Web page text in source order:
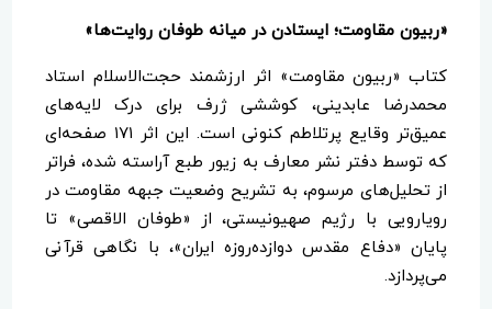
«ربیون مقاومت؛ ایستادن در میانه طوفان روایت‌ها»
کتاب «ربیون مقاومت» اثر ارزشمند حجت‌الاسلام استاد
محمدرضا عابدینی، کوششی ژرف برای درک لایه‌های
عمیق‌تر وقایع پرتلاطم کنونی است. این اثر ۱۷۱ صفحه‌ای
که توسط دفتر نشر معارف به زیور طبع آراسته شده، فراتر
از تحلیل‌های مرسوم، به تشریح وضعیت جبهه مقاومت در
رویارویی با رژیم صهیونیستی، از «طوفان الاقصی» تا
پایان «دفاع مقدس دوازده‌روزه ایران»، با نگاهی قرآنی
می‌پردازد.